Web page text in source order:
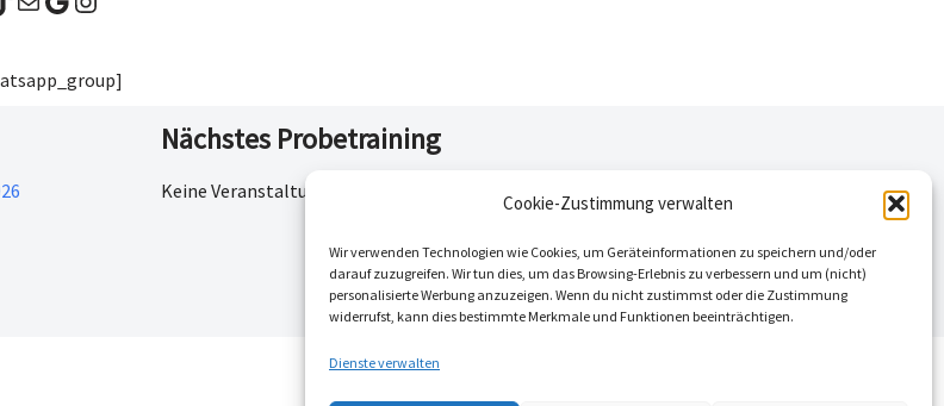
Cookie-Zustimmung verwalten
Wir verwenden Technologien wie Cookies, um Geräteinformationen zu speichern und/oder
darauf zuzugreifen. Wir tun dies, um das Browsing-Erlebnis zu verbessern und um (nicht)
personalisierte Werbung anzuzeigen. Wenn du nicht zustimmst oder die Zustimmung
widerrufst, kann dies bestimmte Merkmale und Funktionen beeinträchtigen.
Dienste verwalten
Nächstes Probetraining
Keine Veranstaltungen